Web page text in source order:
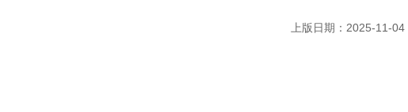
上版日期：2025-11-04